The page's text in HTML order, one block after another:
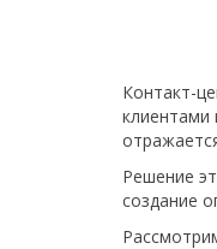
Контакт-
клиентами
Решение
создание